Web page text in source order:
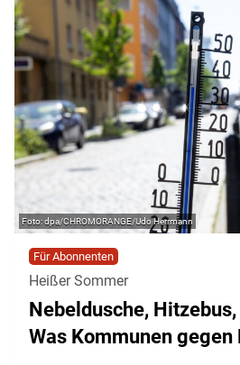
dpa/CHROMORANGE/Udo Herrmann
Für Abonnenten
Heißer Sommer
Nebeldusche,
Was Kommunen gegen